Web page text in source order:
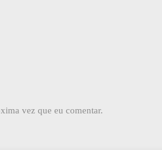
vez que eu comentar.